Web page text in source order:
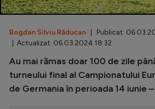
Diverse
Inedit
Bogdan Silviu Răducan | Publicat:
| Actualizat: 06.03.2024 18:32
Au mai rămas doar 100 de zile
turneului final al Campionatului
de Germania în perioada 14 iunie